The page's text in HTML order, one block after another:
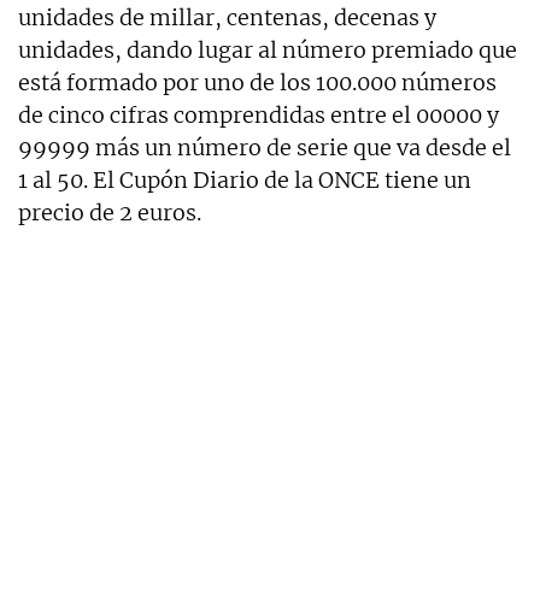
unidades de millar, centenas, decenas y
unidades, dando lugar al número premiado que
está formado por uno de los 100.000 números
de cinco cifras comprendidas entre el 00000 y
99999 más un número de serie que va desde el
1 al 50. El Cupón Diario de la ONCE tiene un
precio de 2 euros.